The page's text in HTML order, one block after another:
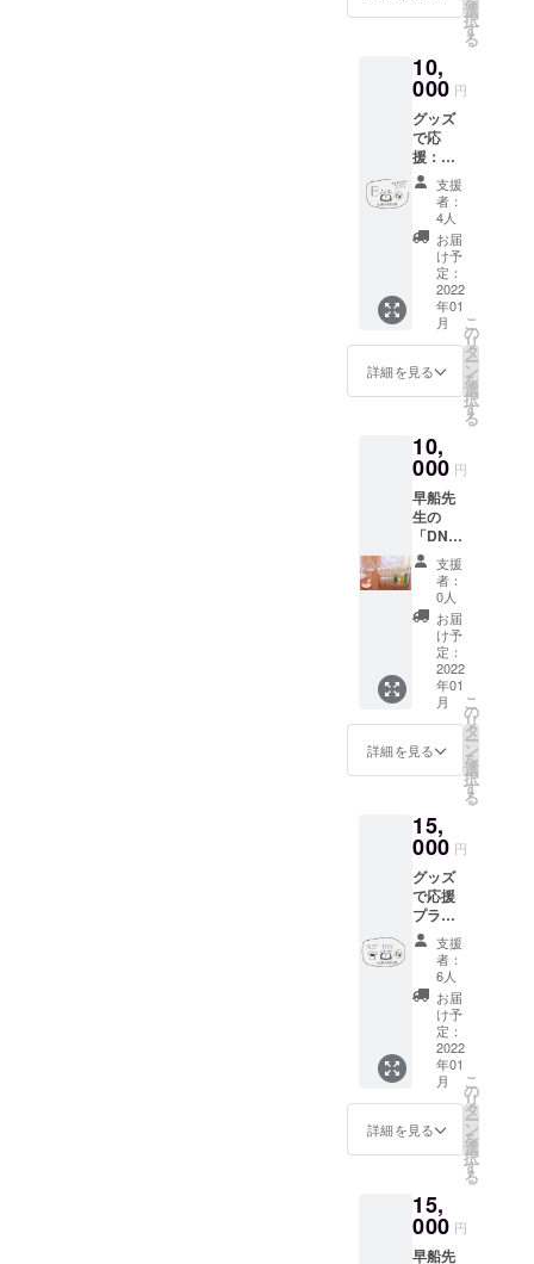
実験材
自身で
用意し
ていた
だく必
要がご
ざいま
す。例
えば中
性洗剤
など、
ご家庭
で用意
できる
ものに
なりま
す。～
1000円
程度）
りま
の柄・
色はお
選びい
ただけ
ませ
ん。
りします。 ※ 匿
名希望の方はイ
いたします。
（備考欄に「イ
ニシャル希望」
と記載してくだ
さい）
選
択
す
る
10,
000 円
グッズ
で応
援：お
礼のお
手紙 +
常在菌
を学ぶ
ミニ
ブック
(デジタ
ル) +Ｗ
ebサイ
トへの
名前掲
載（匿
名可）
んが読
んでも
大人が
読んで
も楽し
い、常
在菌を
学ぶミ
ニブッ
ク。10
ページ
程度。
人と菌
の歴史
やその
種類、
最近の
とがで
きます
こちら
はユー
ブロー
ム完全
オリジ
ナル作
品にな
りま
す。 ※
web掲
載につ
いて：
匿名希
望の方
はイニ
ます。
（備考
支援
者：
4人
お届
け予
定：
2022
年01
月
詳細を見る
こ
の
リ
タ
ー
ン
を
選
択
す
る
10,
000 円
早船先
生の
「DNA
」実験
教室
（関
東）で
応援プ
ラン：
お礼の
お手紙
+ 実験
教室の
招待状
科学コ
ミュニ
ターと
しての
顔を持
つ早船
先生に
よる、
DNAを
使った
実験教
室で
す。 ※
こちら
はリア
ルイベ
ントに
なって
おりま
日、場
所は関
東近郊
支援
者：
0人
お届
け予
定：
2022
年01
月
詳細を見る
こ
の
リ
タ
ー
ン
を
選
択
す
る
15,
000 円
グッズ
で応援
プラ
ン：お
礼のお
手紙 ＋
常在菌
を学ぶ
ミニ
ブック
(デジタ
ル) +オ
リジナ
ルTシャ
ツ + Ｗ
ebサイ
名前掲
載（匿
名可）
お子さ
支援
者：
6人
お届
け予
定：
2022
年01
月
詳細を見る
こ
の
リ
タ
ー
ン
を
選
択
す
る
15,
000 円
早船先